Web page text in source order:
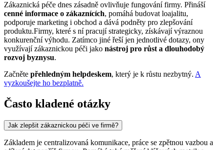
Zákaznická péče dnes zásadně ovlivňuje fungování firmy. Přináší
cenné informace o zákaznících, pomáhá budovat loajalitu,
podporuje marketing i obchod a dává podněty pro zlepšování
produktu.Firmy, které s ní pracují strategicky, získávají výraznou
konkurenční výhodu. Zatímco jiné řeší jen jednotlivé dotazy, ony
využívají zákaznickou péči jako nástroj pro růst a dlouhodobý
rozvoj byznysu.
Začněte přehledným helpdeskem, který je k růstu nezbytný. A
vyzkoušejte ho bezplatně.
Často kladené otázky
Jak zlepšit zákaznickou péči ve firmě?
Základem je centralizovaná komunikace, práce se zpětnou vazbou a